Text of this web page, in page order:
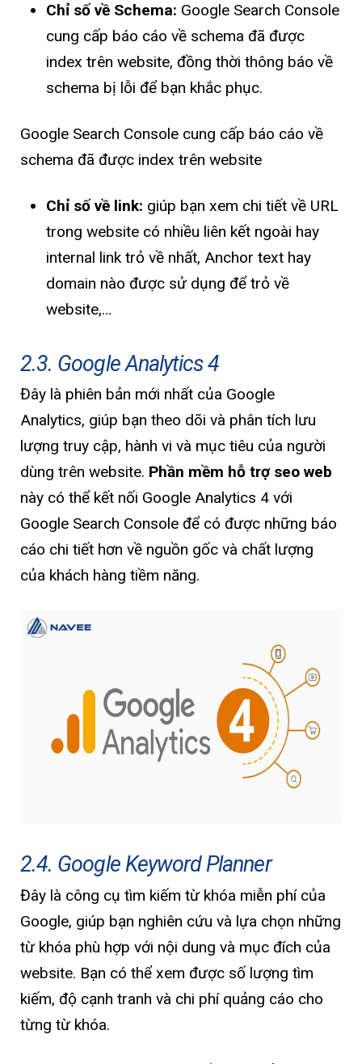
Chỉ số về Schema: Google Search Console
cung cấp báo cáo về schema đã được
index trên website, đồng thời thông báo về
schema bị lỗi để bạn khắc phục.
Google Search Console cung cấp báo cáo về
schema đã được index trên website
Chỉ số về link: giúp bạn xem chi tiết về URL
trong website có nhiều liên kết ngoài hay
internal link trỏ về nhất, Anchor text hay
domain nào được sử dụng để trỏ về
website,…
2.3. Google Analytics 4
Đây là phiên bản mới nhất của Google
Analytics, giúp bạn theo dõi và phân tích lưu
lượng truy cập, hành vi và mục tiêu của người
dùng trên website. Phần mềm hỗ trợ seo web
này có thể kết nối Google Analytics 4 với
Google Search Console để có được những báo
cáo chi tiết hơn về nguồn gốc và chất lượng
của khách hàng tiềm năng.
2.4. Google Keyword Planner
Đây là công cụ tìm kiếm từ khóa miễn phí của
Google, giúp bạn nghiên cứu và lựa chọn những
từ khóa phù hợp với nội dung và mục đích của
website. Bạn có thể xem được số lượng tìm
kiếm, độ cạnh tranh và chi phí quảng cáo cho
từng từ khóa.